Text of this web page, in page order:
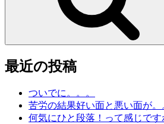
最近の投稿
ついでに。。。
苦労の結果好い面と悪い面が。
何気にひと段落！って感じです